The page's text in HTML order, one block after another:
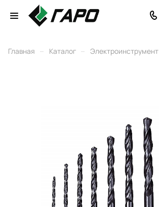
Главная – Каталог – Электроинструмент